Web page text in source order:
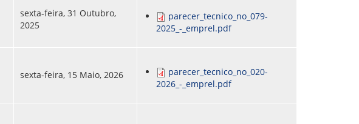
sexta-feira, 31 Outubro,
2025
parecer_tecnico_no_079-
2025_-_emprel.pdf
sexta-feira, 15 Maio, 2026
parecer_tecnico_no_020-
2026_-_emprel.pdf